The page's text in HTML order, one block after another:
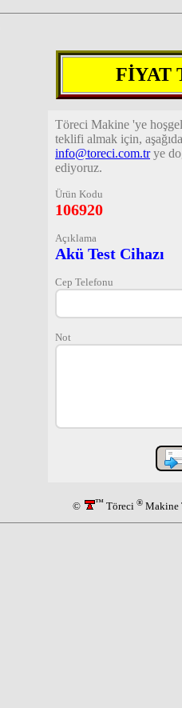
FİYAT
Töreci Makine 'ye
teklifi almak için,
info@toreci.com.trye
ediyoruz.
Ürün Kodu
106920
Açıklama
Akü Test Cihazı
Cep Telefonu
Not
© ™Töreci ®Makine